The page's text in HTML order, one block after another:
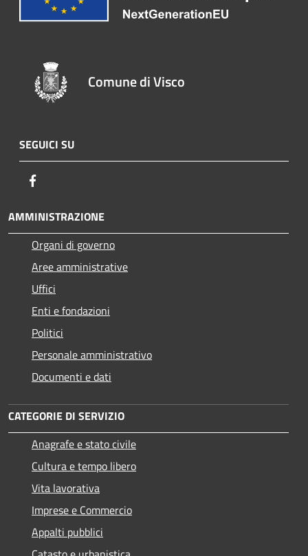
Comune di Visco
SEGUICI SU
AMMINISTRAZIONE
Organi di governo
Aree amministrative
Uffici
Enti e fondazioni
Politici
Personale amministrativo
Documenti e dati
CATEGORIE DI SERVIZIO
Anagrafe e stato civile
Cultura e tempo libero
Vita lavorativa
Imprese e Commercio
Appalti pubblici